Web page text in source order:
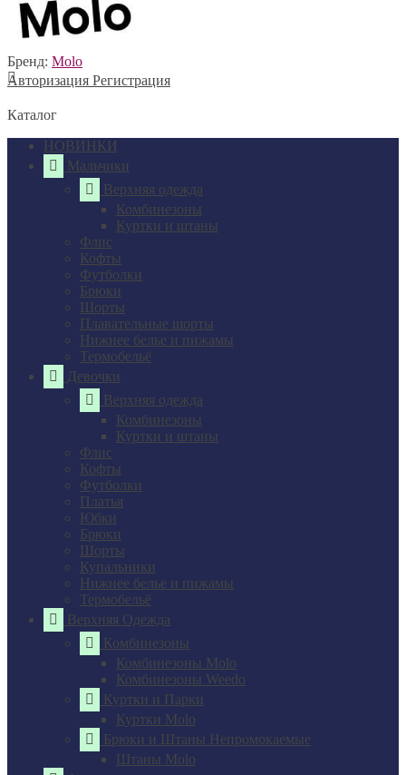
Бренд: Molo
Авторизация Регистрация
Каталог
НОВИНКИ
Мальчики
Верхняя одежда
Комбинезоны
Куртки и штаны
Флис
Кофты
Футболки
Брюки
Шорты
Плавательные шорты
Нижнее белье и пижамы
Термобельё
Девочки
Верхняя одежда
Комбинезоны
Куртки и штаны
Флис
Кофты
Футболки
Платья
Юбки
Брюки
Шорты
Купальники
Нижнее белье и пижамы
Термобельё
Верхняя Одежда
Комбинезоны
Комбинезоны Molo
Комбинезоны Weedo
Куртки и Парки
Куртки Molo
Брюки и Штаны Непромокаемые
Штаны Molo